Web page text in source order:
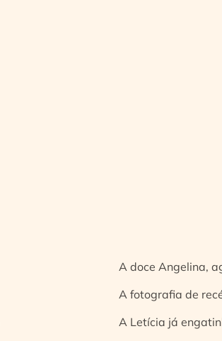
A doce Angelina,
A fotografia de
A Letícia já